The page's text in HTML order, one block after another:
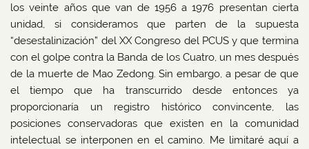
los veinte años que van de 1956 a 1976 presentan cierta
unidad, si consideramos que parten de la supuesta
“desestalinización” del XX Congreso del PCUS y que termina
con el golpe contra la Banda de los Cuatro, un mes después
de la muerte de Mao Zedong. Sin embargo, a pesar de que
el tiempo que ha transcurrido desde entonces ya
proporcionaría un registro histórico convincente, las
posiciones conservadoras que existen en la comunidad
intelectual se interponen en el camino. Me limitaré aquí a